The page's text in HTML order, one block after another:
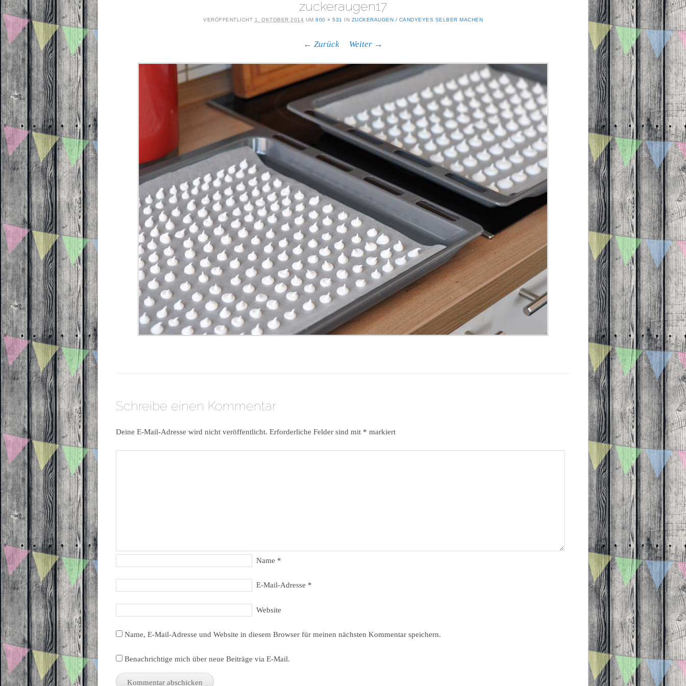
zuckeraugen17
VERÖFFENTLICHT 1. OKTOBER 2014 UM 800 × 531 IN ZUCKERAUGEN / CANDYEYES SELBER MACHEN
← Zurück Weiter →
Schreibe einen Kommentar
Deine E-Mail-Adresse wird nicht veröffentlicht. Erforderliche Felder sind mit * markiert
Name *
E-Mail-Adresse *
Website
Name, E-Mail-Adresse und Website in diesem Browser für meinen nächsten Kommentar speichern.
Benachrichtige mich über neue Beiträge via E-Mail.